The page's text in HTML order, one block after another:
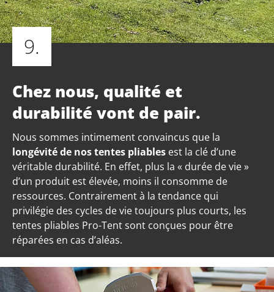
9.
Chez nous, qualité et
durabilité vont de pair.
Nous sommes intimement convaincus que la
longévité de nos tentes pliables est la clé d’une
véritable durabilité. En effet, plus la « durée de vie »
d’un produit est élevée, moins il consomme de
ressources. Contrairement à la tendance qui
privilégie des cycles de vie toujours plus courts, les
tentes pliables Pro-Tent sont conçues pour être
réparées en cas d’aléas.